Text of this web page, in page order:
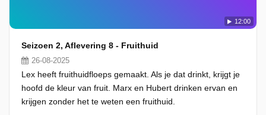
12:00
Seizoen 2, Aflevering 8 - Fruithuid
26-08-2025
Lex heeft fruithuidfloeps gemaakt. Als je dat drinkt, krijgt je
hoofd de kleur van fruit. Marx en Hubert drinken ervan en
krijgen zonder het te weten een fruithuid.